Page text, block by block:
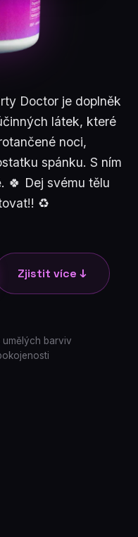
Doctor je doplněk
látek, které
noci,
spánku. S ním
🍀 Dej svému tělu
♻️
Zjistit více ↓
umělých barviv